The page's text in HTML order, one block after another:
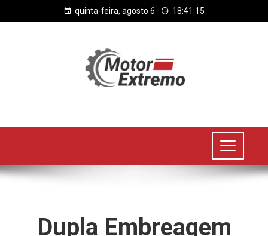
quinta-feira, agosto 6 18:41:16
Dupla Embreagem